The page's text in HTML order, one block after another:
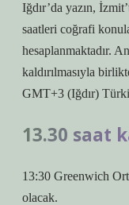
Iğdır’da yazın,
saatleri coğrafi
hesaplanmaktadır.
kaldırılmasıyla
GMT+3 (Iğdır)
13.30 saat
13:30 Greenwich
olacak.